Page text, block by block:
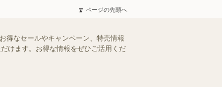
ページの先頭へ
得なセールやキャンペーン、特売情報
けます。お得な情報をぜひご活用くだ